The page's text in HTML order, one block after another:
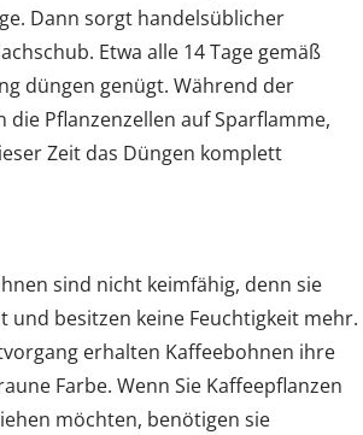
Dann sorgt handelsüblicher
Etwa alle 14 Tage gemäß
düngen genügt. Während der
die Pflanzenzellen auf Sparflamme,
Zeit das Düngen komplett
sind nicht keimfähig, denn sie
und besitzen keine Feuchtigkeit mehr.
erhalten Kaffeebohnen ihre
Farbe. Wenn Sie Kaffeepflanzen
möchten, benötigen sie